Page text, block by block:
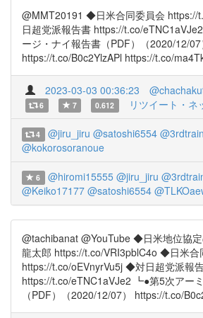
@MMT20191 ◆日米合同委員会 https://
日超党派報告書 https://t.co/
ージ・ナイ報告書（PDF）（2020/12/07
https://t.co/B0c2YlzAPl https://t.co/
2023-03-03 00:36:23
6 7 0.612 リツイート・ネ
4 @jiru_jiru @satoshi6554
@kokorosoranoue
6 @hiromi15555 @jiru_jiru
@Keiko17177 @satoshi6554
@tachibanat @YouTube ◆日米地位協
龍太郎 https://t.co/VRI3pblC4o ◆日米合
https://t.co/oEVnyrVu5j ◆対日超党派報
https://t.co/eTNC1aVJe2 ┗●第5次アー
（PDF）（2020/12/07） https://t.co/